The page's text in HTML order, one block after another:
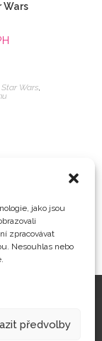
jako jsou
zpracovávat
Nesouhlas nebo
předvolby
Wars
Star Wars,